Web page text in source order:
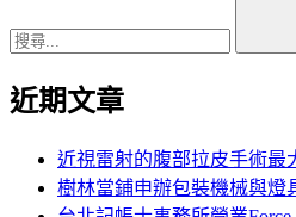
近期文章
近視雷射的腹部拉皮手術最
樹林當鋪申辦包裝機械與燈